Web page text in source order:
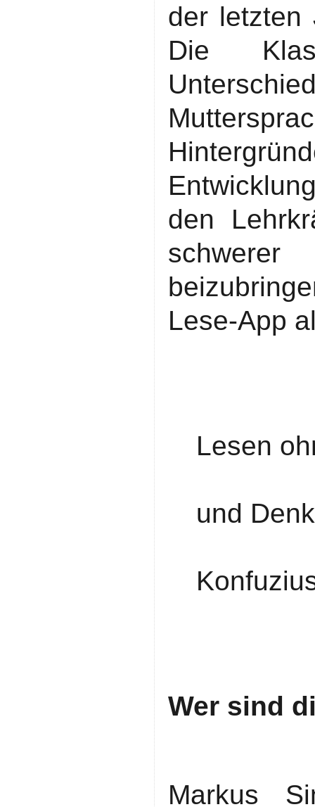
der letzten
Die
den
schwerer
Lese-App
Lesen
und
Wer sind
Markus